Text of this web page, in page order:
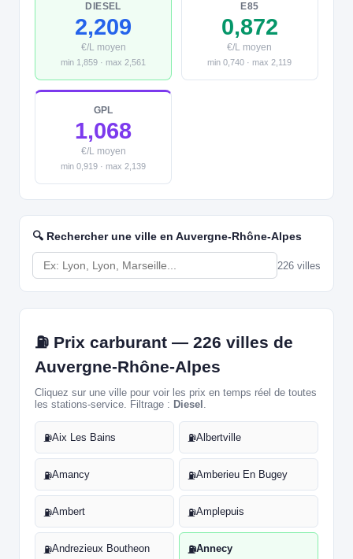
DIESEL
2,209
€/L moyen
min 1,859 · max 2,561
E85
0,872
€/L moyen
min 0,740 · max 2,119
GPL
1,068
€/L moyen
min 0,919 · max 2,139
🔍 Rechercher une ville en Auvergne-Rhône-Alpes
226 villes
⛽ Prix carburant — 226 villes de
Auvergne-Rhône-Alpes
Cliquez sur une ville pour voir les prix en temps réel de toutes
les stations-service. Filtrage : Diesel
⛽Aix Les Bains ⛽Albertville
⛽Amancy ⛽Amberieu En Bugey
⛽Ambert ⛽Amplepuis
⛽Andrezieux Boutheon ⛽Annecy